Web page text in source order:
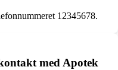
12345678.
med Apotek